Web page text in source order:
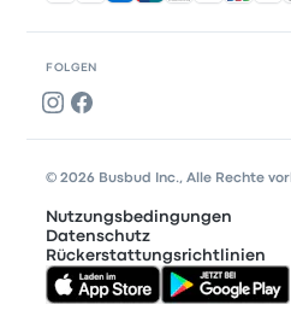
FOLGEN
© 2026 Busbud Inc., Alle Rechte
Nutzungsbedingungen
Datenschutz
Rückerstattungsrichtlinien